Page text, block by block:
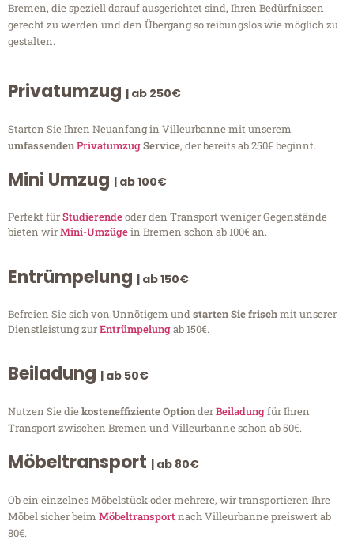
Bremen, die speziell darauf ausgerichtet sind, Ihren Bedürfnissen
gerecht zu werden und den Übergang so reibungslos wie möglich zu
gestalten.
Privatumzug | ab 250€
Starten Sie Ihren Neuanfang in Villeurbanne mit unserem
umfassendenPrivatumzugService, der bereits ab 250€ beginnt.
Mini Umzug | ab 100€
Perfekt fürStudierendeoder den Transport weniger Gegenstände
bieten wirMini-Umzügein Bremen schon ab 100€ an.
Entrümpelung | ab 150€
Befreien Sie sich von Unnötigem undstarten Sie frischmit unserer
Dienstleistung zurEntrümpelungab 150€.
Beiladung | ab 50€
Nutzen Sie diekosteneffiziente OptionderBeiladungfür Ihren
Transport zwischen Bremen und Villeurbanne schon ab 50€.
Möbeltransport | ab 80€
Ob ein einzelnes Möbelstück oder mehrere, wir transportieren Ihre
Möbel sicher beim Möbeltransportnach Villeurbanne preiswert ab
80€.